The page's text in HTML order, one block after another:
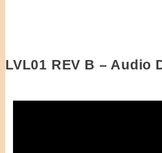
LVL01 REV B – Audio